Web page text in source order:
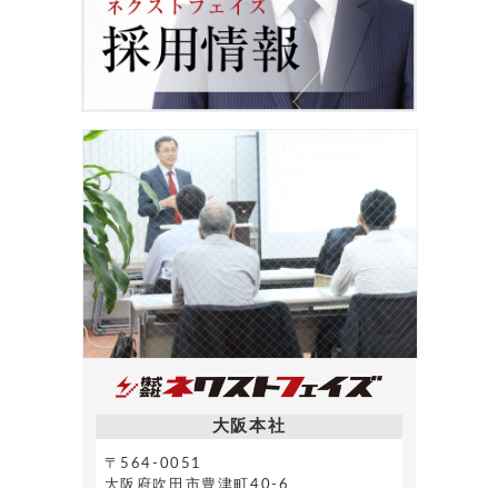
大阪本社
〒564-0051
大阪府吹田市豊津町40-6